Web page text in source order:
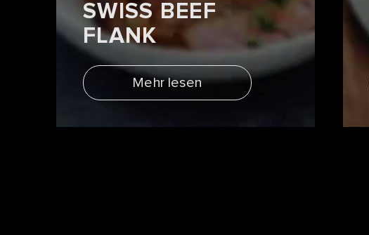
SWISS BEEF
FLANK
Mehr lesen